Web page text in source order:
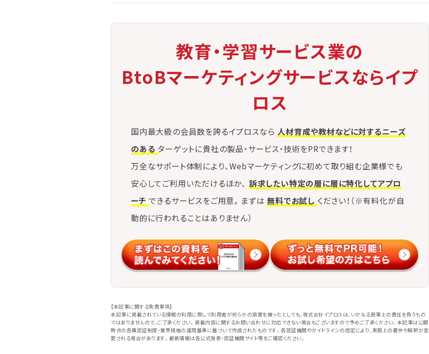
教育・学習サービス業の
BtoBマーケティングサービスならイプ
ロス
国内最大級の会員数を誇るイプロスなら 人材育成や教材などに対するニーズ
のあるターゲットに貴社の製品・サービス・技術をPRできます！
万全なサポート体制により、Webマーケティングに初めて取り組む企業様でも
安心してご利用いただけるほか、 訴求したい特定の層に層に特化してアプロ
ーチできるサービスをご用意。まずは無料でお試し ください！（※有料化が自
動的に行われることはありません）
【本記事に関する免責事項】
本記事に掲載されている情報の利用に際して利用者が何らかの損害を被ったとしても、株式会社イプロスは、いかなる民事上の責任を負うもの
ではありませんので、ご了承ください。掲載内容に関するお問い合わせに対応できない場合もございますので予めご了承ください。本記事は公開
時点の各種認証制度・業界規格の運用基準に基づいて作成されたものです。各認証機関やガイドラインの改定により、実務上の要件や解釈が変
更される場合があります。最新情報は各公式発表・認証機関サイト等をご確認ください。